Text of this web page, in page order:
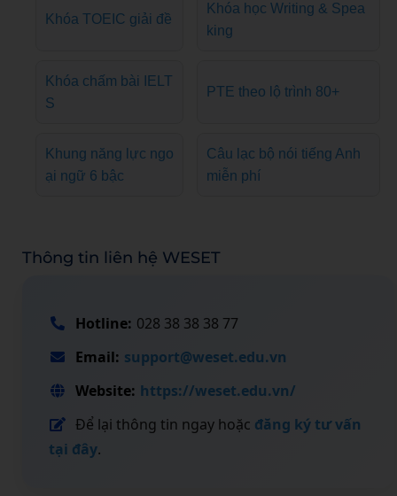
Khóa TOEIC giải đề
Khóa học Writing & Spea
king
Khóa chấm bài IELT
S
PTE theo lộ trình 80+
Khung năng lực ngo
ại ngữ 6 bậc
Câu lạc bộ nói tiếng Anh
miễn phí
Thông tin liên hệ WESET
Hotline: 028 38 38 38 77
Email: support@weset.edu.vn
Website: https://weset.edu.vn/
Để lại thông tin ngay hoặc đăng ký tư vấn
tại đây.